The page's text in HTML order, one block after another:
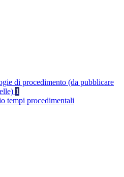
di procedimento (da pubblicare
1
tempi procedimentali